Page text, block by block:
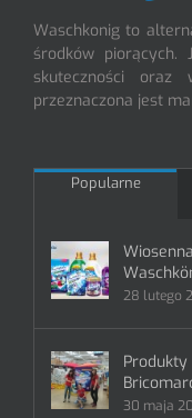
Waschkonig to
środków piorących.
skuteczności oraz
przeznaczona jest
Popularne
28 lutego
30 maja